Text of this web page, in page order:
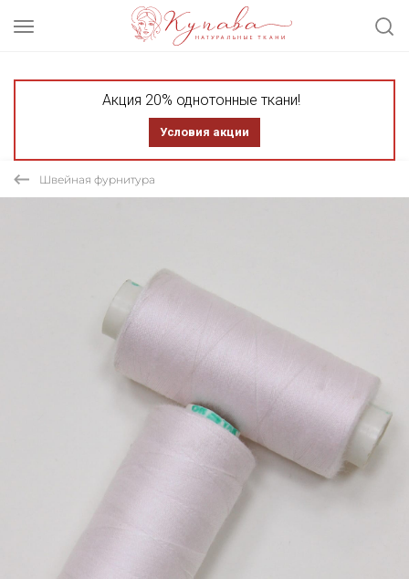
Акция 20% однотонные ткани!
Условия акции
Швейная фурнитура